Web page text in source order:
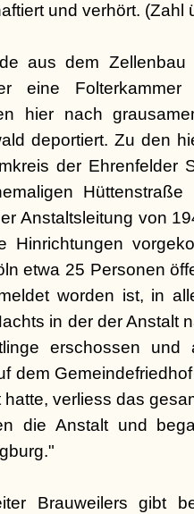
und verhört. (Zahl
aus dem
eine
hier nach
deportiert. Zu den
der Ehrenfelder
Hüttenstraße
Anstaltsleitung von
Hinrichtungen
etwa 25 Personen
worden ist, in
in der der Anstalt
erschossen und
dem
verliess das
die Anstalt und
Brauweilers gibt